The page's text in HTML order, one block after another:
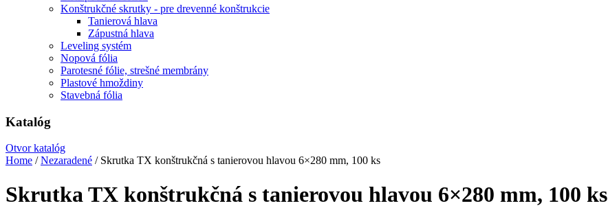
Konštrukčné skrutky - pre drevenné konštrukcie
Tanierová hlava
Zápustná hlava
Leveling systém
Nopová fólia
Parotesné fólie, strešné membrány
Plastové hmoždiny
Stavebná fólia
Katalóg
Otvor katalóg
Home /Nezaradené / Skrutka TX konštrukčná s tanierovou hlavou 6×280 mm, 100 ks
Skrutka TX konštrukčná s tanierovou hlavou 6×280 mm, 100 ks